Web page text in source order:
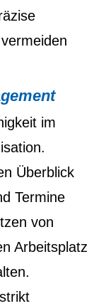
im
Überblick
Termine
von
Arbeitsplatz